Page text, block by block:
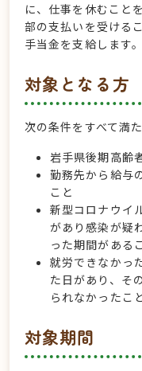
に、仕事を休むこと
部の支払いを受ける
手当金を支給します。
対象となる方
次の条件をすべて満
岩手県後期高齢
勤務先から給与
こと
新型コロナウイ
があり感染が疑
った期間がある
就労できなかっ
た日があり、そ
られなかったこ
対象期間